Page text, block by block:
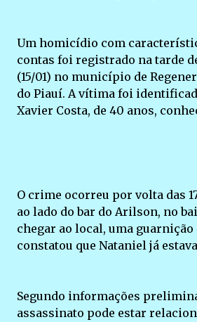
Um homicídio com
contas foi registrado na tarde
(15/01) no município de
do Piauí. A vítima foi
Xavier Costa, de 40 anos,
O crime ocorreu por volta das
ao lado do bar do Arilson, no
chegar ao local, uma
constatou que Nataniel já
Segundo informações
assassinato pode estar